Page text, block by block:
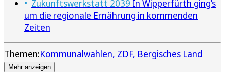
Zukunftswerkstatt 2039 In Wipperfürth ging’s
um die regionale Ernährung in kommenden
Zeiten
Themen:Kommunalwahlen ZDF Bergisches Land
Mehr anzeigen